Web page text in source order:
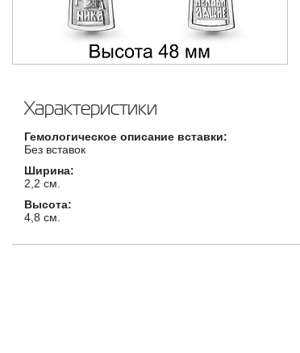
Характеристики
Гемологическое описание вставки:
Без вставок
Ширина:
2,2 см.
Высота:
4,8 см.